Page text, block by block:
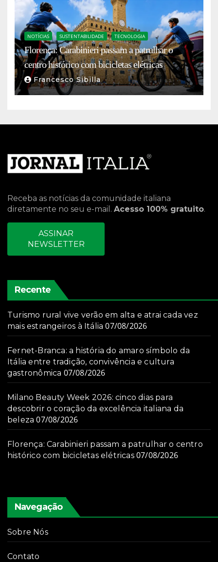
NOTÍCIAS SUSTENTABILIDADE TECNOLOGIA
Florença: Carabinieri passam a patrulhar o
centro histórico com bicicletas elétricas
Francesco Sibilla
Receba as notícias da comunidade italiana
diretamente no seu e-mail. Acesso 100% gratuito.
ASSINAR
NEWSLETTER
Recente
Turismo rural vive verão em alta e atrai cada vez
mais estrangeiros à Itália 07/08/2026
Fernet-Branca: a história do amaro símbolo da
Itália entre tradição, convivência e cultura
gastronômica 07/08/2026
Milano Beauty Week 2026: cinco dias para
descobrir o coração da excelência italiana da
beleza 07/08/2026
Florença: Carabinieri passam a patrulhar o centro
histórico com bicicletas elétricas 07/08/2026
Navegação
Sobre Nós
Contato